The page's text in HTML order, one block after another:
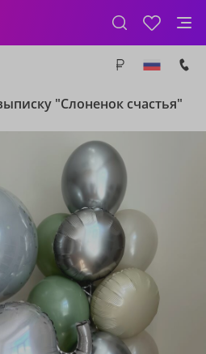
"Слоненок счастья"